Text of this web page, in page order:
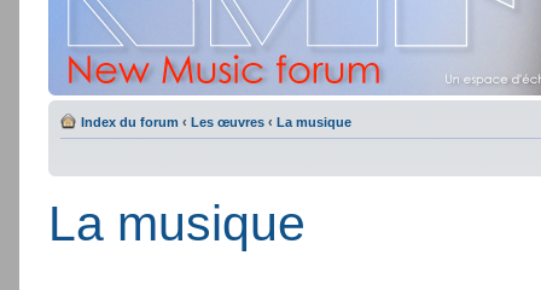
Index du forum ‹ Les œuvres ‹ La musique
La musique